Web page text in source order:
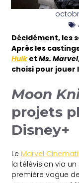
Décidément, les
Après les
Hulk etMs. Marvel
choisi pour jouer
Moon
projets
Disney+
Le Marvel
la télévision via un
première vague